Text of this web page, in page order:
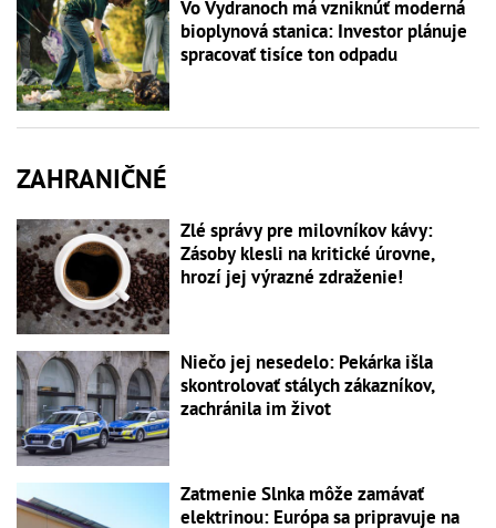
Vo Vydranoch má vzniknúť moderná
bioplynová stanica: Investor plánuje
spracovať tisíce ton odpadu
ZAHRANIČNÉ
Zlé správy pre milovníkov kávy:
Zásoby klesli na kritické úrovne,
hrozí jej výrazné zdraženie!
Niečo jej nesedelo: Pekárka išla
skontrolovať stálych zákazníkov,
zachránila im život
Zatmenie Slnka môže zamávať
elektrinou: Európa sa pripravuje na